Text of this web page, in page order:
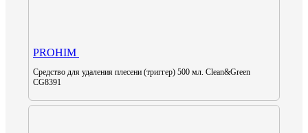
PROHIM
Средство для удаления плесени (триггер) 500 мл. Clean&Green
CG8391